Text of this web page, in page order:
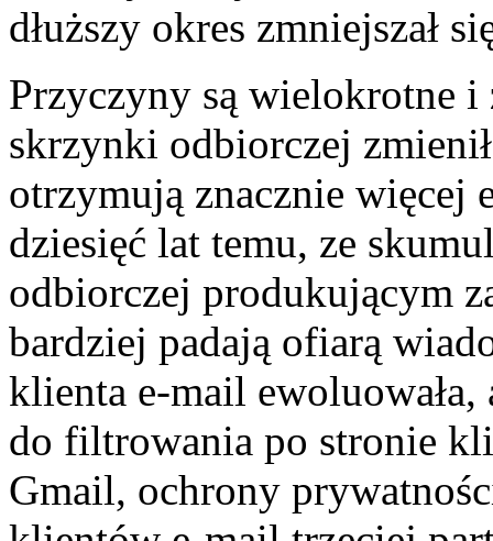
dłuższy okres zmniejszał
Przyczyny są wielokrotne i
skrzynki odbiorczej
otrzymują znacznie
dziesięć lat temu, ze
odbiorczej produkującym
bardziej padają ofiarą
klienta e-mail ewoluowała,
do filtrowania po stronie
Gmail, ochrony